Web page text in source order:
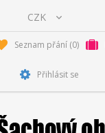
Seznam přání (0)
Přihlásit se